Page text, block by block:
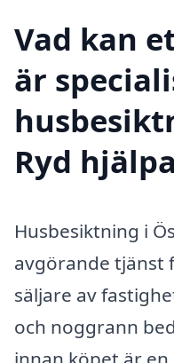
Vad kan
är
Ryd
Husbesiktning i
avgörande tjänst
säljare av
och noggrann